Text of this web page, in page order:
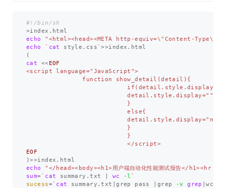
#!/bin/sh
>
echo
"<html><head><META http-equiv=\" Content-Type\"
echo
` cat style.css`>>
(
cat
<< EOF
<script language="JavaScript">
               function show_detail(detail){
                           detail.style.display="";
                           }
                           else{
                           }
                           }
)>>
echo
"</head><body><h1>用户端自动化性能测试报告</h1><hr
sum=` cat summary.txt | wc -l `
sucess=` cat summary.txt|grep pass |grep -v grep |wc